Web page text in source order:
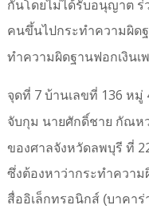
กันโดยไม่ได้รับอนุญาต ร่
คนขึ้นไปกระทำความผิด
ทำความผิดฐานฟอกเงินเ
จุดที่ 7บ้านเลขที่ 136 หมู่
จับกุม นายศักดิ์ชาย กัณห
ของศาลจังหวัดลพบุรี ที่
ซึ่งต้องหาว่ากระทำความ
สื่ออิเล็กทรอนิกส์ (บาคา